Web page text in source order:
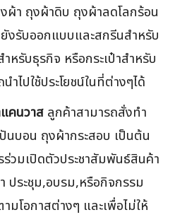
า ถุงผ้าดิบ ถุงผ้าลดโลกร้อน
งรับออกแบบและสกรีนสำหรับ
หรับธุรกิจ หรือกระเป๋าสำหรับ
ไปใช้ประโยชน์ในที่ต่างๆได้
คนวาส ลูกค้าสามารถสั่งทำ
นบอน ถุงผ้ากระสอบ เป็นต้น
ร่วมเปิดตัวประชาสัมพันธ์สินค้า
ประชุม,อบรม,หรือกิจกรรม
มโอกาสต่างๆ และเพื่อไม่ให้